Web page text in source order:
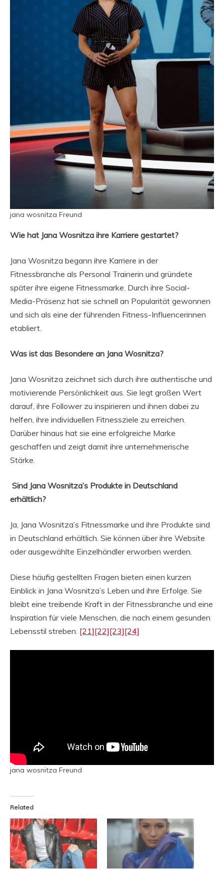
jana wosnitza Freund
Wie hat Jana Wosnitza ihre Karriere gestartet?
Jana Wosnitza begann ihre Karriere in der
Fitnessbranche als Personal Trainerin und gründete
später ihre eigene Fitnessmarke. Durch ihre Social-
Media-Präsenz hat sie schnell an Popularität gewonnen
und sich als eine der führenden Fitness-Influencerinnen
etabliert.
Was ist das Besondere an Jana Wosnitza?
Jana Wosnitza zeichnet sich durch ihre authentische und
motivierende Persönlichkeit aus. Sie legt großen Wert
darauf, ihre Follower zu inspirieren und ihnen dabei zu
helfen, ihre individuellen Fitnessziele zu erreichen.
Darüber hinaus hat sie eine erfolgreiche Marke
geschaffen und zeigt damit ihre unternehmerische
Stärke.
Sind Jana Wosnitza’s Produkte in Deutschland
erhältlich?
Ja, Jana Wosnitza’s Fitnessmarke und ihre Produkte sind
in Deutschland erhältlich. Sie können über ihre Website
oder ausgewählte Einzelhändler erworben werden.
Diese häufig gestellten Fragen bieten einen kurzen
Einblick in Jana Wosnitza’s Leben und ihre Erfolge. Sie
bleibt eine treibende Kraft in der Fitnessbranche und eine
Inspiration für viele Menschen, die nach einem gesunden
Lebensstil streben. [21][22][23][24]
jana wosnitza Freund
Related